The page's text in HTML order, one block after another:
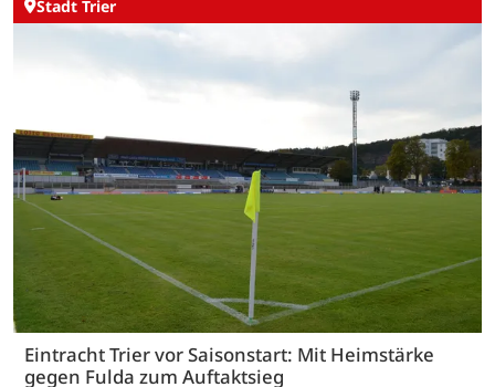
Stadt Trier
Eintracht Trier vor Saisonstart: Mit Heimstärke
gegen Fulda zum Auftaktsieg